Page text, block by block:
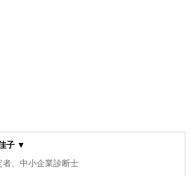
子 ▼
者、中小企業診断士